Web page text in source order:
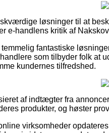
løsninger til at
e-handlens kritik af
fantastiske
som tilbyder folk at
kundernes tilfredshed.
af indtægter fra
produkter, og høster
virksomheder